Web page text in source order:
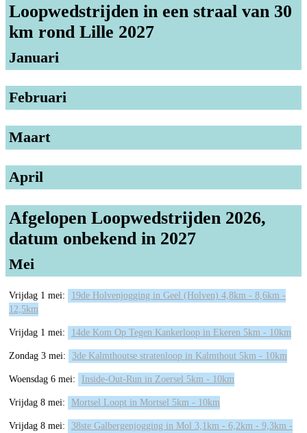
Loopwedstrijden in een straal van 30
km rond Lille 2027
Januari
Februari
Maart
April
Afgelopen Loopwedstrijden 2026,
datum onbekend in 2027
Mei
Vrijdag 1 mei:
19de Holvenjogging in Geel (Holven) 4,8km - 8,6km -
12,5km
Vrijdag 1 mei: 14de Kom Op Tegen Kankerloop in Ekeren 5km - 10km
Zondag 3 mei: 3de Kalmthoutse stratenloop in Kalmthout 5km - 10km
Woensdag 6 mei: Inside-Out-Run in Zoersel 5km - 10km
Vrijdag 8 mei: Mortsel Loopt in Mortsel 5km - 10km
Vrijdag 8 mei:
38ste Galbergenjogging in Mol 3,1km - 6,2km - 9,3km -